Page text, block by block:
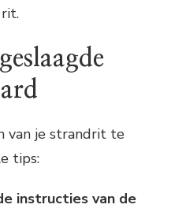
van je strandrit te
tips:
instructies van de